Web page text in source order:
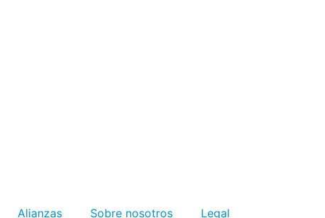
Alianzas Sobre nosotros Legal